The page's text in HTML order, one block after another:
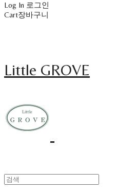
Log In 로그인
Cart장바구니
Little GROVE